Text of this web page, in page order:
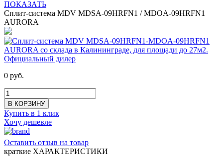
ПОКАЗАТЬ
Сплит-система MDV MDSA-09HRFN1 / MDOA-09HRFN1
AURORA
0 руб.
В КОРЗИНУ
Купить в 1 клик
Хочу дешевле
Оставить отзыв на товар
краткие ХАРАКТЕРИСТИКИ